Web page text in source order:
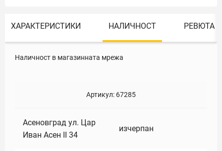
ХАРАКТЕРИСТИКИ НАЛИЧНОСТ РЕВЮТА
Наличност в магазинната мрежа
Артикул: 67285
Асеновград ул. Цар
Иван Асен II 34
изчерпан